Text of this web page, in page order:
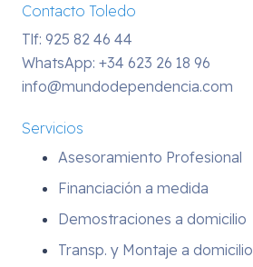
Contacto Toledo
Tlf: 925 82 46 44
WhatsApp: +34 623 26 18 96
info@mundodependencia.com
Servicios
Asesoramiento Profesional
Financiación a medida
Demostraciones a domicilio
Transp. y Montaje a domicilio